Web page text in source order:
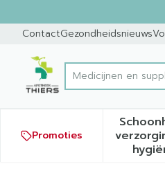
ContactGezondheidsnieuws
Product, merk,
Promoties